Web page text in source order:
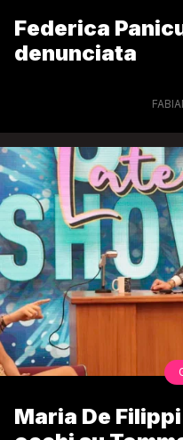
Federica
denunciata
Maria De